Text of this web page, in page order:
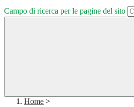
Campo di ricerca per le pagine del sito
Home >